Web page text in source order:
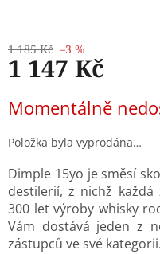
1 185 Kč –3 %
1 147 Kč
cena:
Momentálně
Položka byla vyprodána…
Dimple 15yo je směsí
destilerií, z nichž
300 let výroby whisky
Vám dostává jeden z
zástupců ve své kategorii.